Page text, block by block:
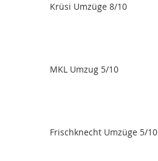
Krüsi Umzüge 8/10
MKL Umzug 5/10
Frischknecht Umzüge 5/10